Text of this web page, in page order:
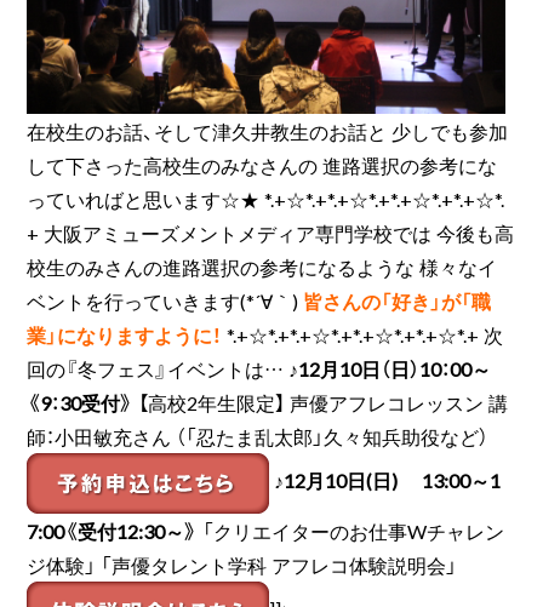
在校生のお話、そして津久井教生のお話と 少しでも参加
して下さった高校生のみなさんの 進路選択の参考にな
っていればと思います☆★ *.+☆*.+*.+☆*.+*.+☆*.+*.+☆*.
+ 大阪アミューズメントメディア専門学校では 今後も高
校生のみさんの進路選択の参考になるような 様々なイ
ベントを行っていきます(*´∀｀) 皆さんの「好き」が「職
業」になりますように！ *.+☆*.+*.+☆*.+*.+☆*.+*.+☆*.+ 次
回の『冬フェス』イベントは… ♪12月10日（日）10：00～
《9：30受付》 【高校2年生限定】 声優アフレコレッスン 講
師：小田敏充さん （「忍たま乱太郎」久々知兵助役など）
♪12月10日(日) 13:00～1
7:00《受付12:30～》 「クリエイターのお仕事Wチャレン
ジ体験」 「声優タレント学科 アフレコ体験説明会」